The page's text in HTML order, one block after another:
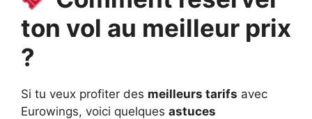
ton vol au meilleur prix
?
Si tu veux profiter des meilleurs tarifs avec
Eurowings, voici quelques astuces